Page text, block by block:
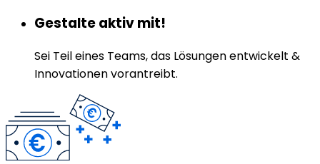
Gestalte aktiv mit!
Sei Teil eines Teams, das Lösungen entwickelt &
Innovationen vorantreibt.